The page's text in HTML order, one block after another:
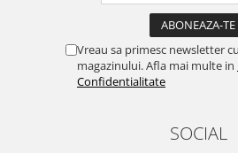
Vreau sa primesc newsletter
magazinului. Afla mai multe in
Confidentialitate
SOCIAL